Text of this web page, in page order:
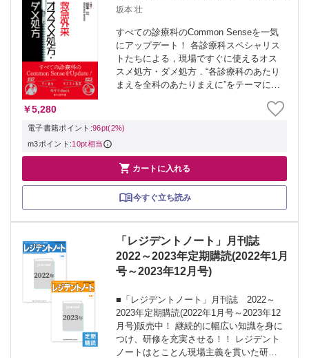
坂本 壮
すべての診療科のCommon Senseを一気
にアップデート！ 各診療科スペシャリス
トたちによる，現場ですぐに使えるオス
スメ処方・ダメ処方．“各診療科のあたり
まえを全科のあたりまえに”をテーマに，
方を中心に簡潔にまとめました．救急・
循環器・呼吸器...
￥5,280
電子書籍ポイント:96pt(2%)
m3ポイント:10pt相当
 カートに入れる
今すぐ立ち読み
「レジデントノート」月刊誌
2022～2023年定期購読(2022年1月
号～2023年12月号)
■「レジデントノート」月刊誌 2022～
2023年定期購読(2022年1月号～2023年12
月号)販売中！ 継続的に幅広い知識を身に
つけ、研修を充実させる！！ レジデント
ノートはとことん現場主義を貫いた研修